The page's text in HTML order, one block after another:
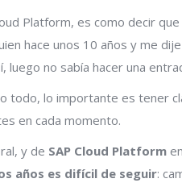
Platform, es como decir
hace unos 10 años y me
luego no sabía hacer una
todo, lo importante es tener
en cada momento.
y de SAP Cloud Platform
años es difícil de seguir: